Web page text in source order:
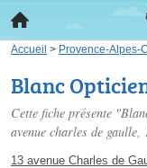
Accueil > Provence-Alpes-
Blanc
Cette fiche présente
avenue charles de gaulle,
13 avenue Charles de